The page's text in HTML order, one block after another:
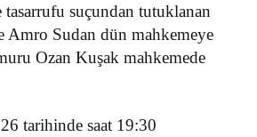
suçundan tutuklanan
Amro Sudan dün mahkemeye
Ozan Kuşak mahkemede
tarihinde saat 19:30